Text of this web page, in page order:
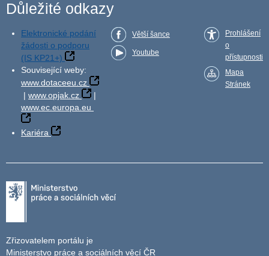
Důležité odkazy
Elektronické podání
žádosti o podporu
(IS KP21+)
Související weby:
www.dotaceeu.cz
| www.opjak.cz
|
www.ec.europa.eu
Kariéra
Větší šance
Youtube
Prohlášení
o
přístupnosti
Mapa
Stránek
Zřizovatelem portálu je
Ministerstvo práce a sociálních věcí ČR